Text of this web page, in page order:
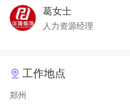
葛女士
人力资源经理
工作地点
郑州